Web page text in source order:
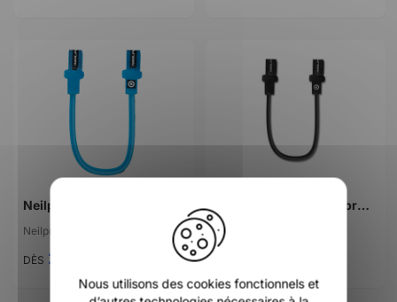
Neilpryde Fixed HL
Neilpryde
DÈS 29,95 €
Bouts de harnais Neilpryde fixed HL noir
Neilpryde
Nous utilisons des cookies fonctionnels et